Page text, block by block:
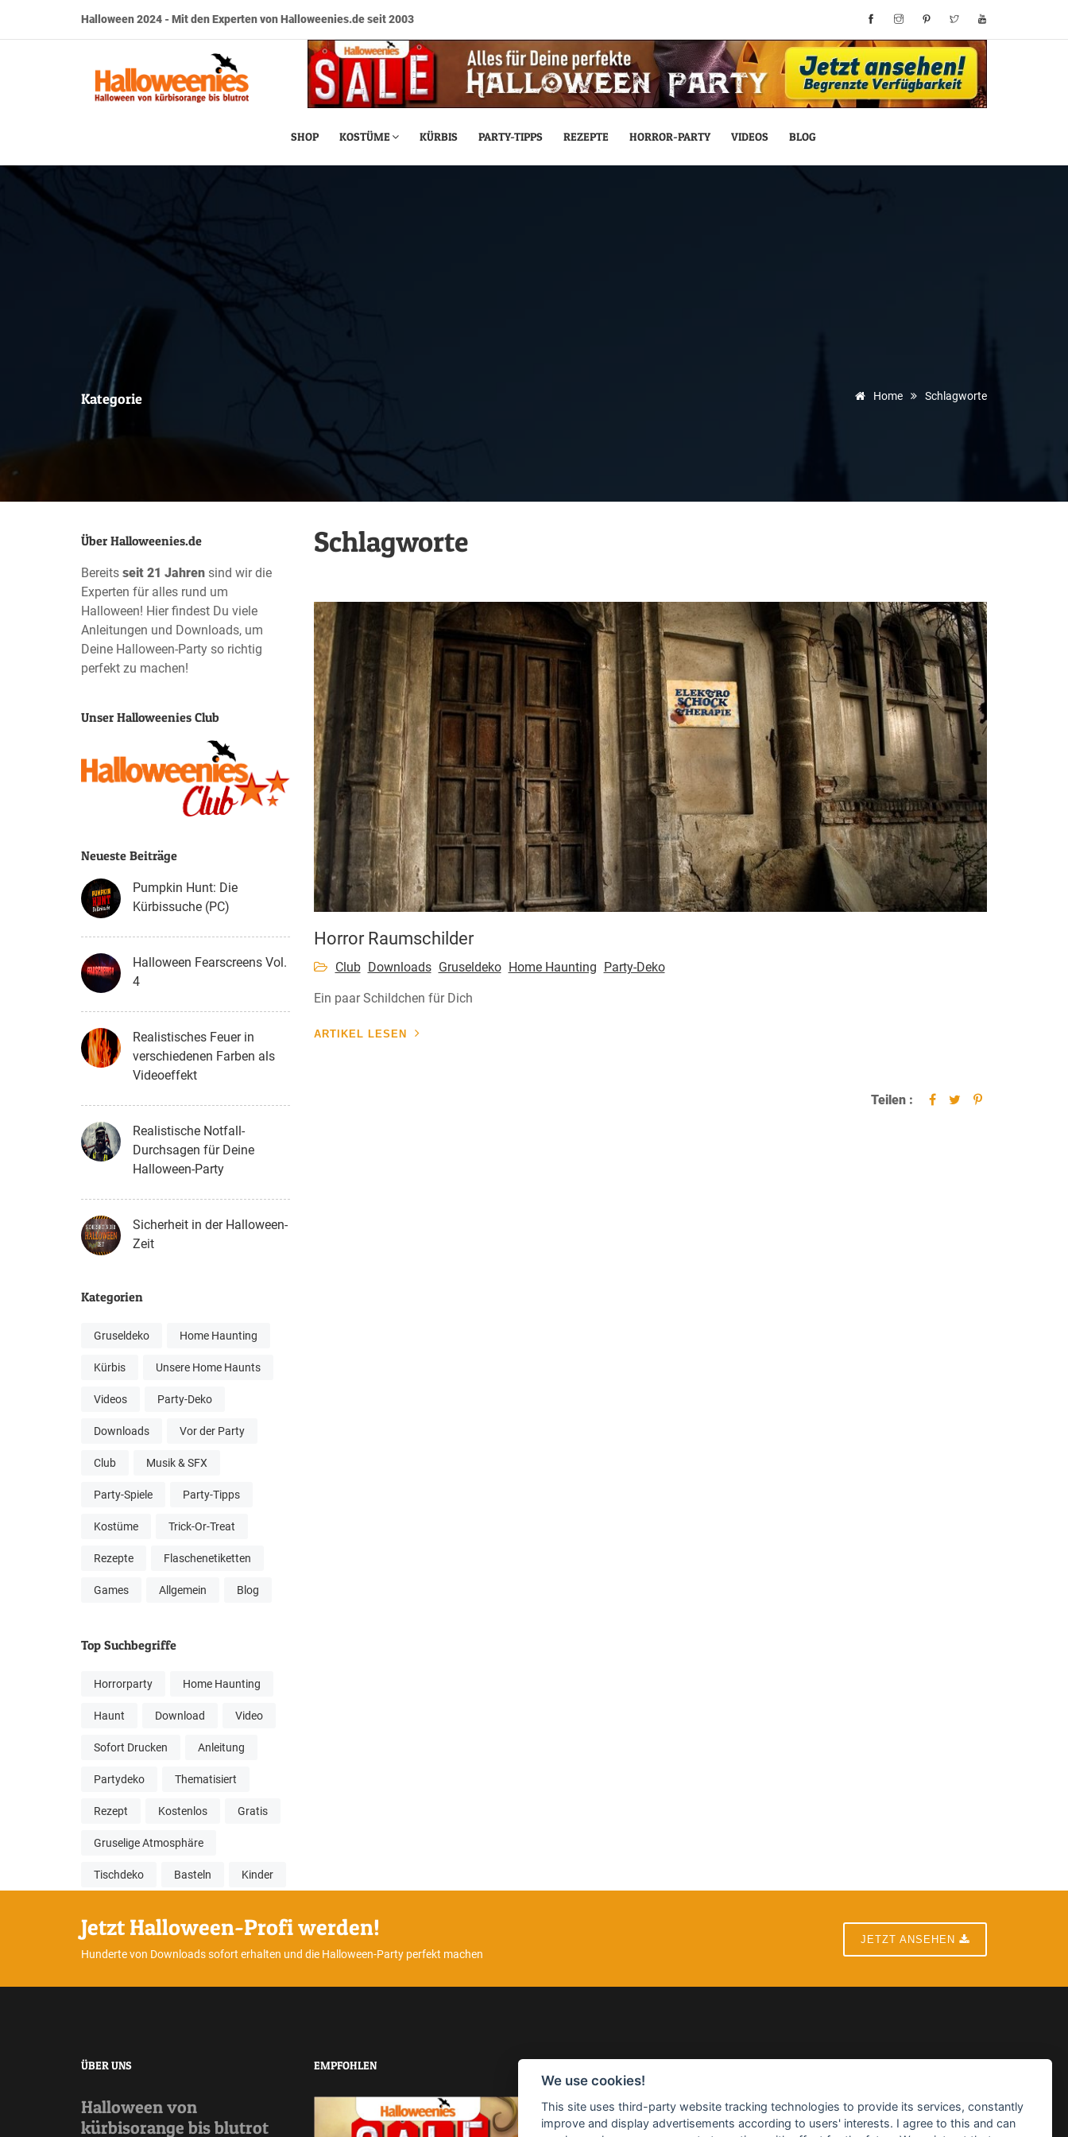
Halloween 2024 - Mit den Experten von Halloweenies.de seit 2003
SHOP KOSTÜME KÜRBIS PARTY-TIPPS REZEPTE HORROR-PARTY VIDEOS BLOG
Kategorie Home Schlagworte
Über Halloweenies.de
Bereits seit 21 Jahren sind wir die
Experten für alles rund um
Halloween! Hier findest Du viele
Anleitungen und Downloads, um
Deine Halloween-Party so richtig
perfekt zu machen!
Unser Halloweenies Club
Neueste Beiträge
Pumpkin Hunt: Die
Kürbissuche (PC)
Halloween Fearscreens Vol.
4
Realistisches Feuer in
verschiedenen Farben als
Videoeffekt
Realistische Notfall-
Durchsagen für Deine
Halloween-Party
Sicherheit in der Halloween-
Zeit
Kategorien
Gruseldeko Home Haunting
Kürbis Unsere Home Haunts
Videos Party-Deko
Downloads Vor der Party
Club Musik & SFX
Party-Spiele Party-Tipps
Kostüme Trick-Or-Treat
Rezepte Flaschenetiketten
Games Allgemein Blog
Top Suchbegriffe
Horrorparty Home Haunting
Haunt Download Video
Sofort Drucken Anleitung
Partydeko Thematisiert
Rezept Kostenlos Gratis
Gruselige Atmosphäre
Tischdeko Basteln Kinder
Schlagworte
Horror Raumschilder
Club Downloads Gruseldeko Home Haunting Party-Deko
Ein paar Schildchen für Dich
ARTIKEL LESEN
Teilen :
Jetzt Halloween-Profi werden!
Hunderte von Downloads sofort erhalten und die Halloween-Party perfekt machen
JETZT ANSEHEN
ÜBER UNS
Halloween von
kürbisorange bis blutrot
EMPFOHLEN
Horrorparty Home Haunting
We use cookies!
This site uses third-party website tracking technologies to provide its services, constantly
improve and display advertisements according to users' interests. I agree to this and can